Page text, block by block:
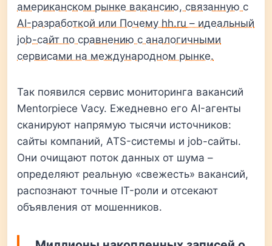
американском рынке вакансию, связанную с
AI-разработкой или Почему hh.ru – идеальный
job-сайт по сравнению с аналогичными
сервисами на международном рынке.
Так появился сервис мониторинга вакансий
Mentorpiece Vacy. Ежедневно его AI-агенты
сканируют напрямую тысячи источников:
сайты компаний, ATS-системы и job-сайты.
Они очищают поток данных от шума –
определяют реальную «свежесть» вакансий,
распознают точные IT-роли и отсекают
объявления от мошенников.